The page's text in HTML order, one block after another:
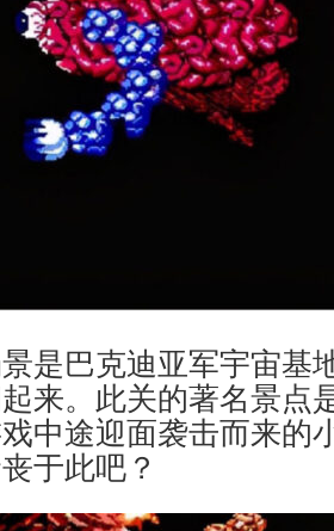
是巴克迪亚军宇宙基
来。此关的著名景点
中途迎面袭击而来的
于此吧？